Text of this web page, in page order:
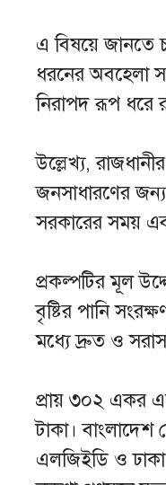
এ বিষয়ে জানতে
ধরনের অবহেলা
নিরাপদ রূপ ধরে
উল্লেখ্য,
জনসাধারণের
সরকারের সময়
প্রকল্পটির মূল
বৃষ্টির পানি
মধ্যে দ্রুত ও
প্রায় ৩০২ একর
টাকা।
এলজিইডি ও